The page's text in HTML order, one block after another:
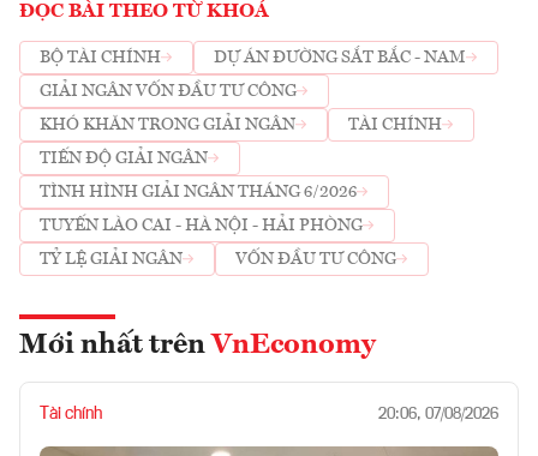
ĐỌC BÀI THEO TỪ KHOÁ
BỘ TÀI CHÍNH
DỰ ÁN ĐƯỜNG SẮT BẮC - NAM
GIẢI NGÂN VỐN ĐẦU TƯ CÔNG
KHÓ KHĂN TRONG GIẢI NGÂN
TÀI CHÍNH
TIẾN ĐỘ GIẢI NGÂN
TÌNH HÌNH GIẢI NGÂN THÁNG 6/2026
TUYẾN LÀO CAI - HÀ NỘI - HẢI PHÒNG
TỶ LỆ GIẢI NGÂN
VỐN ĐẦU TƯ CÔNG
Mới nhất trên VnEconomy
Tài chính 20:06, 07/08/2026